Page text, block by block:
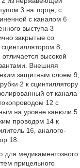
3 на торце, с
с каналом 6
выступа 3
закрытые со
8,
высокой
Внешняя
защитным слоем 9,
2 к сцинтиллятору
от канала
12 с
на уровне канюли 5.
проводом 14 к
16, аналого-
18.
для медикаментозного
прицельного